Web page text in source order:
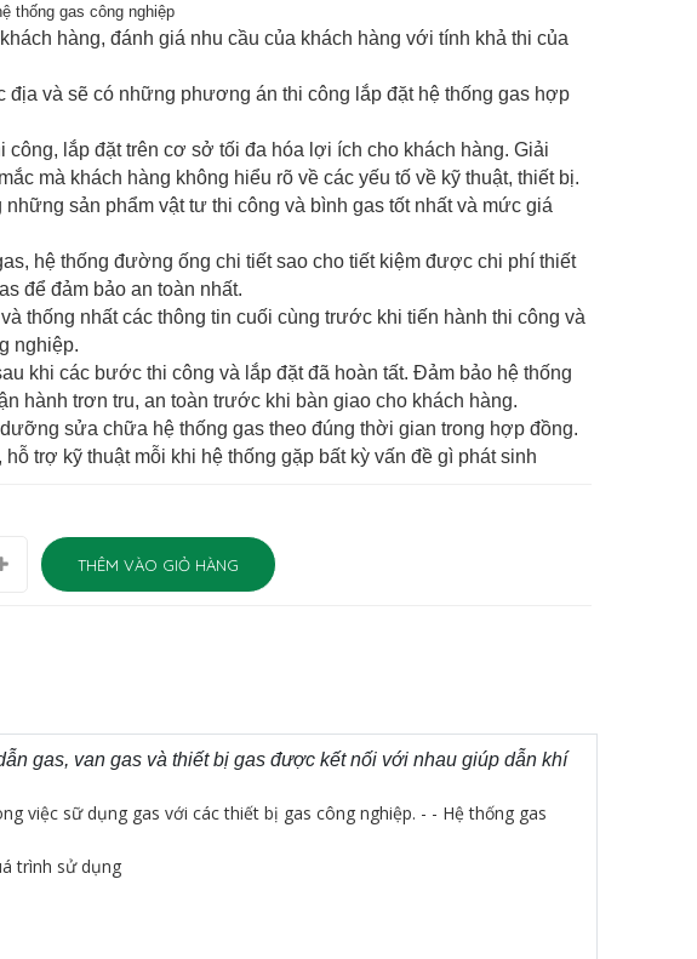
thống gas công nghiệp
hàng, đánh giá nhu cầu của khách hàng với tính khả thi của
địa và sẽ có những phương án thi công lắp đặt hệ thống gas hợp
công, lắp đặt trên cơ sở tối đa hóa lợi ích cho khách hàng. Giải
mà khách hàng không hiểu rõ về các yếu tố về kỹ thuật, thiết bị.
sản phẩm vật tư thi công và bình gas tốt nhất và mức giá
hệ thống đường ống chi tiết sao cho tiết kiệm được chi phí thiết
để đảm bảo an toàn nhất.
thống nhất các thông tin cuối cùng trước khi tiến hành thi công và
nghiệp.
khi các bước thi công và lắp đặt đã hoàn tất. Đảm bảo hệ thống
hành trơn tru, an toàn trước khi bàn giao cho khách hàng.
sửa chữa hệ thống gas theo đúng thời gian trong hợp đồng.
trợ kỹ thuật mỗi khi hệ thống gặp bất kỳ vấn đề gì phát sinh
THÊM VÀO GIỎ HÀNG
gas, van gas và thiết bị gas được kết nối với nhau giúp dẫn khí
việc sữ dụng gas với các thiết bị gas công nghiệp. - - Hệ thống gas
trình sử dụng